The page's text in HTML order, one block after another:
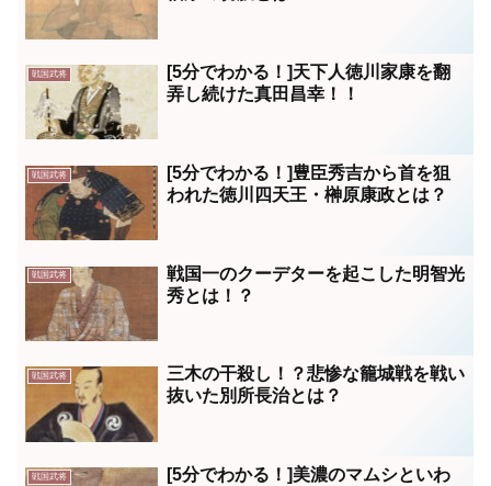
戦国武将
[5分でわかる！]天下人徳川家康を翻
弄し続けた真田昌幸！！
戦国武将
[5分でわかる！]豊臣秀吉から首を狙
われた徳川四天王・榊原康政とは？
戦国武将
戦国一のクーデターを起こした明智光
秀とは！？
戦国武将
三木の干殺し！？悲惨な籠城戦を戦い
抜いた別所長治とは？
戦国武将
[5分でわかる！]美濃のマムシといわ